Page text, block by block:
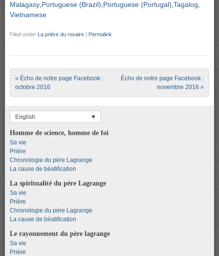
Malagasy Portuguese (Brazil) Portuguese (Portugal) Tagalog
Vietnamese
Filed under La prière du rosaire | Permalink
Post navigation
« Écho de notre page Facebook :
octobre 2016
Écho de notre page Facebook :
novembre 2016 »
English
Homme de science, homme de foi
Sa vie
Prière
Chronologie du père Lagrange
La cause de béatification
La spiritualité du père Lagrange
Sa vie
Prière
Chronologie du père Lagrange
La cause de béatification
Le rayonnement du père lagrange
Sa vie
Prière